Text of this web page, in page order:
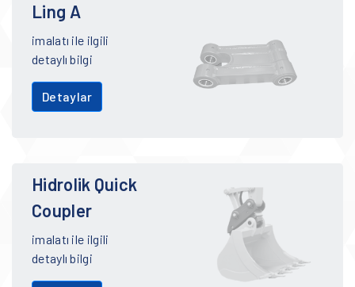
Ling A
imalatı ile ilgili
detaylı bilgi
Detaylar
Hidrolik Quick
Coupler
imalatı ile ilgili
detaylı bilgi